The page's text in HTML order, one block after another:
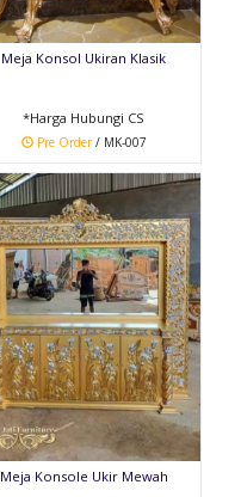
Meja Konsol Ukiran Klasik
*Harga Hubungi CS
Pre Order/ MK-007
Meja Konsole Ukir Mewah